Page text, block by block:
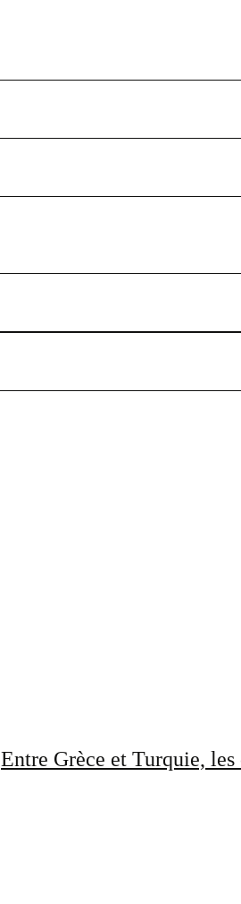
Entre Grèce et Turquie,